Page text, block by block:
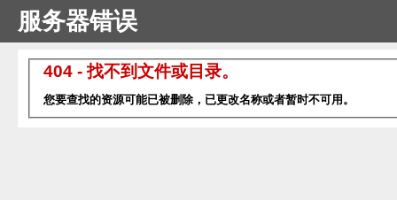
服务器错误
404 - 找不到文件或目录。
您要查找的资源可能已被删除，已更改名称或者暂时不可用。